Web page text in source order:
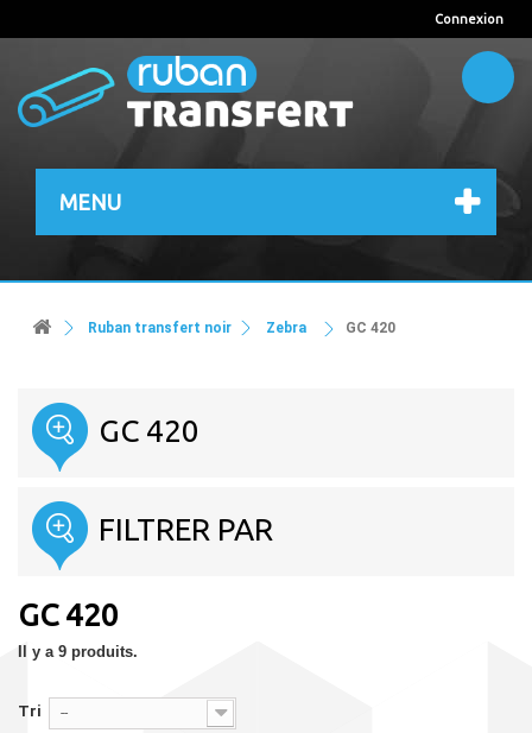
Connexion
MENU
Ruban transfert noir Zebra GC 420
GC 420
FILTRER PAR
GC 420
Il y a 9 produits.
Tri --